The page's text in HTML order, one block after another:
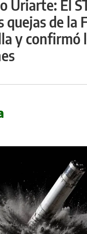
Uriarte: El
quejas de la
y confirmó